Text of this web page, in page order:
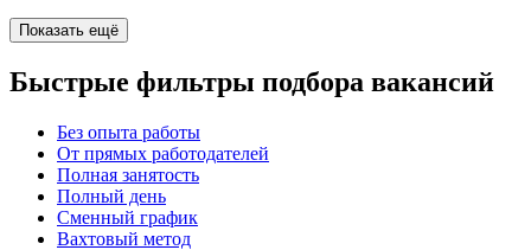
Показать ещё
Быстрые фильтры подбора вакансий
Без опыта работы
От прямых работодателей
Полная занятость
Полный день
Сменный график
Вахтовый метод